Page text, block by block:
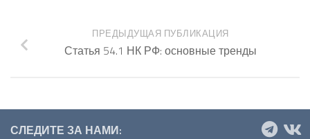
ПРЕДЫДУЩАЯ ПУБЛИКАЦИЯ
Статья 54.1 НК РФ: основные тренды
СЛЕДИТЕ ЗА НАМИ: